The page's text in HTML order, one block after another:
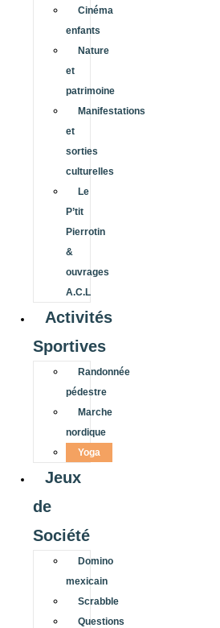
Cinéma
enfants
Nature
et
patrimoine
Manifestations
et
sorties
culturelles
Le
P’tit
Pierrotin
&
ouvrages
A.C.L
Activités
Sportives
Randonnée
pédestre
Marche
nordique
Yoga
Jeux
de
Société
Domino
mexicain
Scrabble
Questions